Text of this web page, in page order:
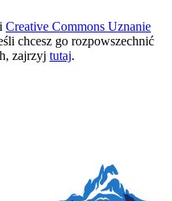
Creative Commons Uznanie
chcesz go rozpowszechnić
zajrzyj tutaj.